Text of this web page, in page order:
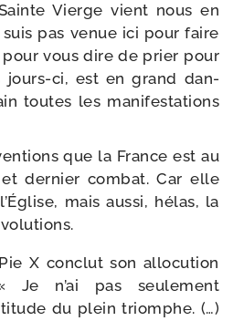
Vierge vient nous en
pas venue ici pour faire
vous dire de prier pour
jours-​ci, est en grand dan­
toutes les mani­fes­ta­tions
que la France est au
der­nier com­bat. Car elle
mais aus­si, hélas, la
X conclut son allo­cu­tion
Je n’ai pas seule­ment
du plein triomphe. (…)